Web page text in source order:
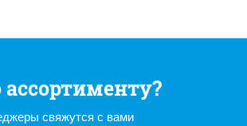
свяжутся с вами